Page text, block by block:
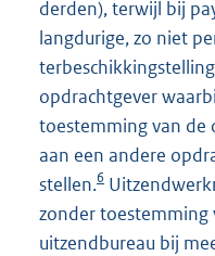
derden), terwijl bij
langdurige, zo niet
opdrachtgever
toestemming van de
aan een andere
stellen.6
zonder
uitzendbureau bij